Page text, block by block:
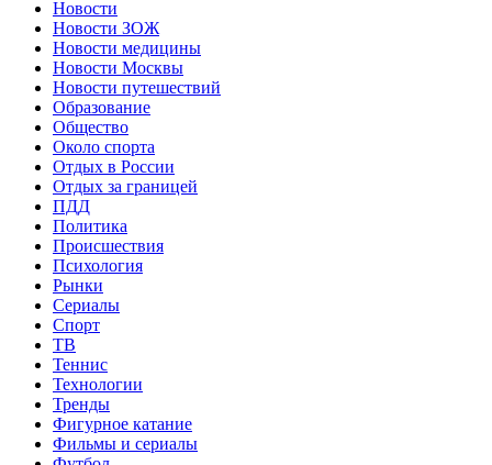
Новости
Новости ЗОЖ
Новости медицины
Новости Москвы
Новости путешествий
Образование
Общество
Около спорта
Отдых в России
Отдых за границей
ПДД
Политика
Происшествия
Психология
Рынки
Сериалы
Спорт
ТВ
Теннис
Технологии
Тренды
Фигурное катание
Фильмы и сериалы